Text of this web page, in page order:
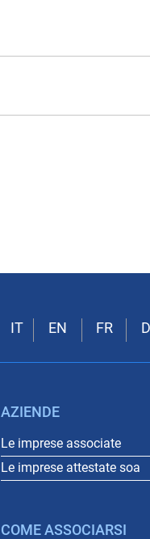
AZIENDE
Le imprese associate
Le imprese attestate soa
COME ASSOCIARSI